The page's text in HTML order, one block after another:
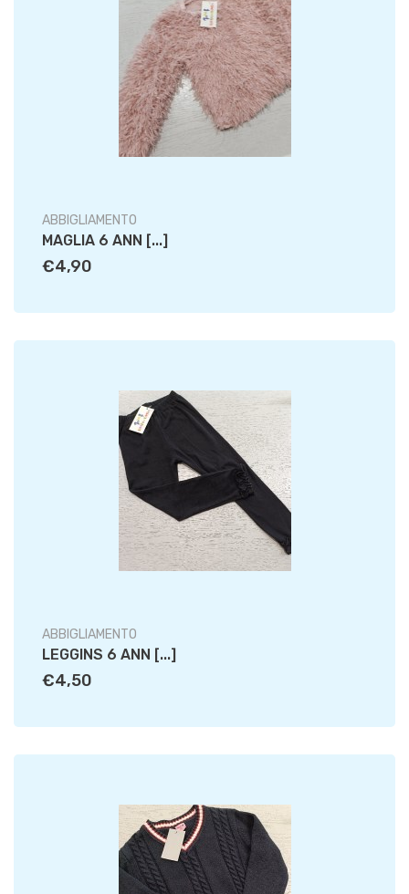
ABBIGLIAMENTO
MAGLIA 6 ANN [...]
€4,90
ABBIGLIAMENTO
LEGGINS 6 ANN [...]
€4,50